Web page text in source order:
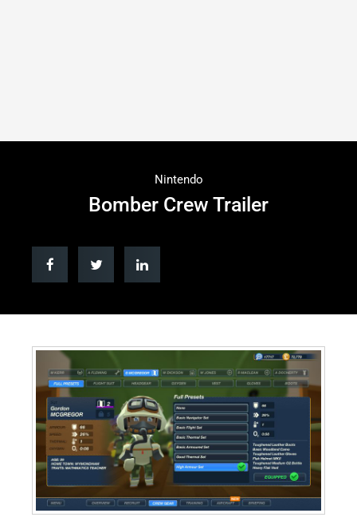
Nintendo
Bomber Crew Trailer